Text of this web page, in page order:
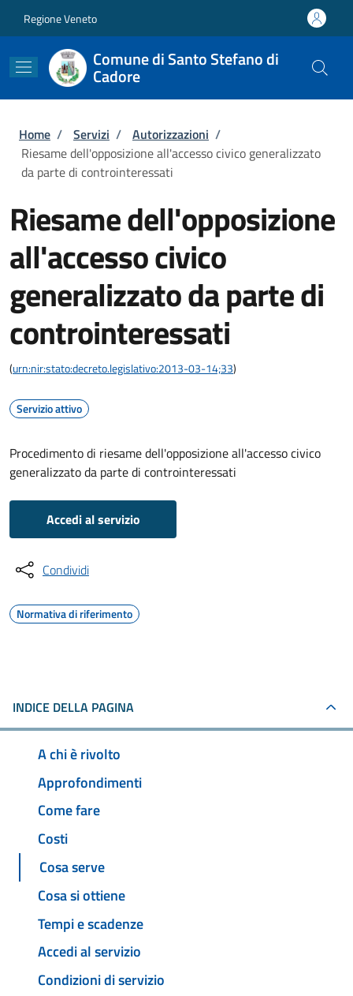
Regione Veneto
Comune di Santo Stefano di
Cadore
Briciole di pane
Home / Servizi / Autorizzazioni /
Riesame dell'opposizione all'accesso civico generalizzato
da parte di controinteressati
Riesame dell'opposizione
all'accesso civico
generalizzato da parte di
controinteressati
(urn:nir:stato:decreto.legislativo:2013-03-14;33)
Servizio attivo
Procedimento di riesame dell'opposizione all'accesso civico
generalizzato da parte di controinteressati
Accedi al servizio
Condividi
Normativa di riferimento
INDICE DELLA PAGINA
A chi è rivolto
Approfondimenti
Come fare
Costi
Cosa serve
Cosa si ottiene
Tempi e scadenze
Accedi al servizio
Condizioni di servizio